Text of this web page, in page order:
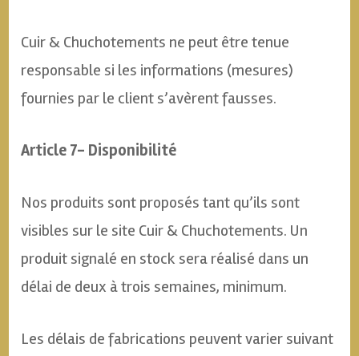
Cuir & Chuchotements ne peut être tenue
responsable si les informations (mesures)
fournies par le client s’avèrent fausses.
Article 7- Disponibilité
Nos produits sont proposés tant qu’ils sont
visibles sur le site Cuir & Chuchotements. Un
produit signalé en stock sera réalisé dans un
délai de deux à trois semaines, minimum.
Les délais de fabrications peuvent varier suivant